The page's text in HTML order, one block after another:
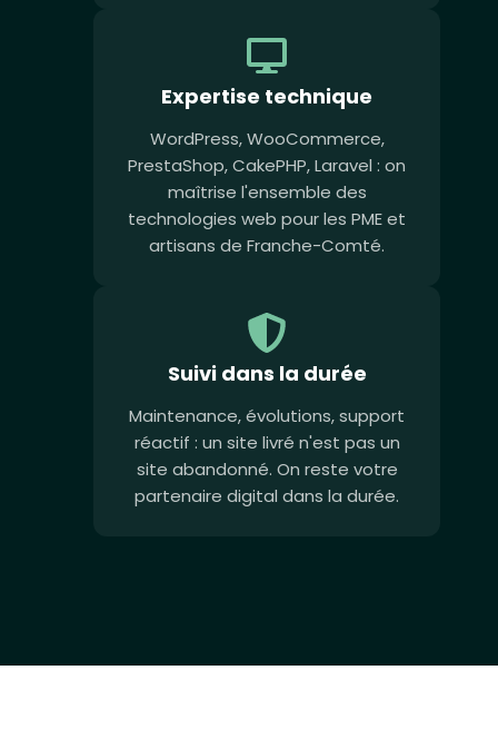
Expertise technique
WordPress, WooCommerce,
PrestaShop, CakePHP, Laravel : on
maîtrise l'ensemble des
technologies web pour les PME et
artisans de Franche-Comté.
Suivi dans la durée
Maintenance, évolutions, support
réactif : un site livré n'est pas un
site abandonné. On reste votre
partenaire digital dans la durée.